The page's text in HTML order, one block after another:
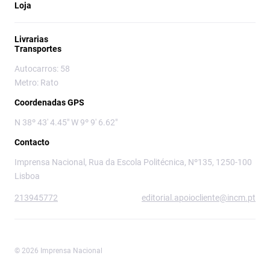
Loja
Livrarias
Transportes
Autocarros: 58
Metro: Rato
Coordenadas GPS
N 38º 43' 4.45" W 9º 9' 6.62"
Contacto
Imprensa Nacional, Rua da Escola Politécnica, Nº135, 1250-100
Lisboa
213945772 editorial.apoiocliente@incm.pt
© 2026 Imprensa Nacional